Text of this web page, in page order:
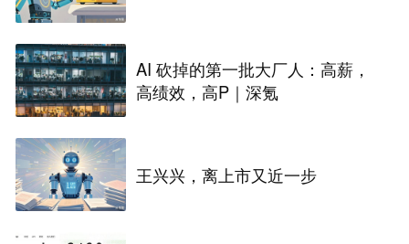
AI 砍掉的第一批大厂人：高薪，
高绩效，高P｜深氪
王兴兴，离上市又近一步